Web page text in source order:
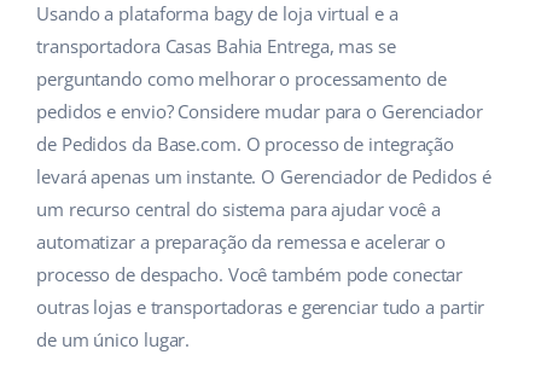
Gestão de Envios
Automação do fluxo de trabalho
IA para ecommerce
Base Analytics
Casa e jardim
Produtos infantis
Eletrônicos
Peças automotivas
Supermercado
Saúde e beleza
Moda
Ajuda
Academy
Blog
Serviços
Auditoria de contas
Outros
english (US)
english (GB)
english (IN)
čeština
deutsch
Ελληνικά
español (AR)
Usando a plataforma bagy de loja virtual e a
transportadora Casas Bahia Entrega, mas se
perguntando como melhorar o processamento de
pedidos e envio? Considere mudar para o Gerenciador
de Pedidos da Base.com. O processo de integração
levará apenas um instante. O Gerenciador de Pedidos é
um recurso central do sistema para ajudar você a
automatizar a preparação da remessa e acelerar o
processo de despacho. Você também pode conectar
outras lojas e transportadoras e gerenciar tudo a partir
de um único lugar.